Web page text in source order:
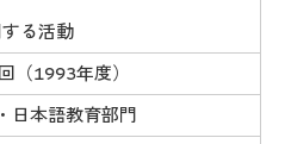
る活動
（1993年度）
日本語教育部門